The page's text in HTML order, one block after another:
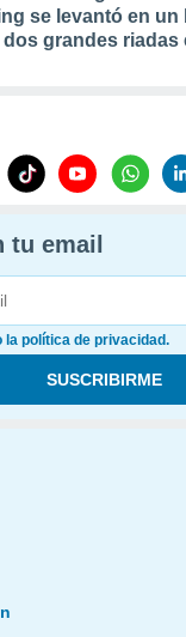
se levantó en un
grandes riadas
tu email
la política de privacidad.